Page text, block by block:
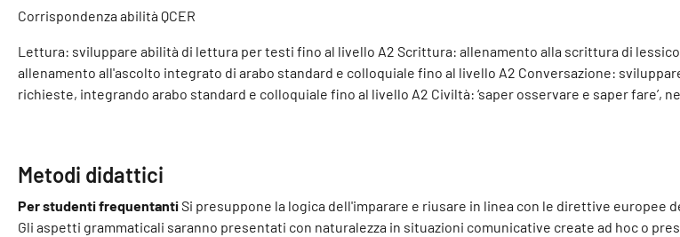
Corrispondenza abilità QCER
Lettura: sviluppare abilità di lettura per testi fino al livello A2 Scrittura: allenamento alla scrittura di
allenamento all'ascolto integrato di arabo standard e colloquiale fino al livello A2 Conversazione:
richieste, integrando arabo standard e colloquiale fino al livello A2 Civiltà: ‘saper osservare e saper fare’,
Metodi didattici
Per studenti frequentantiSi presuppone la logica dell'imparare e riusare in linea con le direttive europee
Gli aspetti grammaticali saranno presentati con naturalezza in situazioni comunicative create ad hoc o